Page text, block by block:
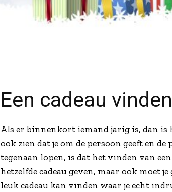
Een cadeau
Als er binnenkort iemand jarig is, dan is
ook zien dat je om de persoon geeft en
tegenaan lopen, is dat het vinden van
hetzelfde cadeau geven, maar ook moet
leuk cadeau kan vinden waar je echt